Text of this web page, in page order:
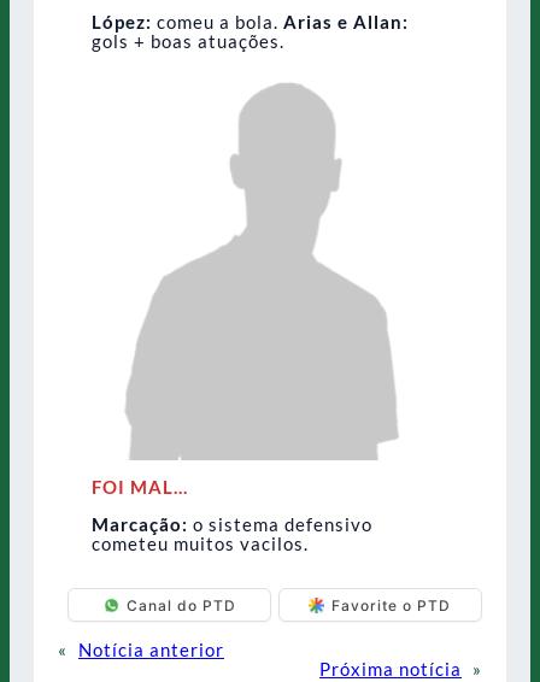
López: comeu a bola.Arias e Allan:
gols + boas atuações.
FOI MAL…
Marcação: o sistema defensivo
cometeu muitos vacilos.
Canal do PTD Favorite o PTD
«
Notícia anterior
Próxima notícia
»